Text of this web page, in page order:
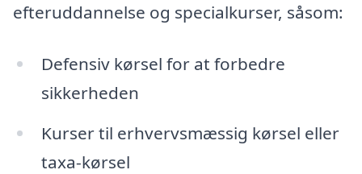
efteruddannelse og specialkurser, såsom:
Defensiv kørsel for at forbedre
sikkerheden
Kurser til erhvervsmæssig kørsel eller
taxa-kørsel